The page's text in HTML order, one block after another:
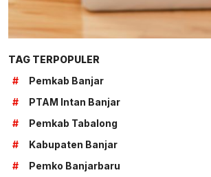
TAG TERPOPULER
#
Pemkab Banjar
#
PTAM Intan Banjar
#
Pemkab Tabalong
#
Kabupaten Banjar
#
Pemko Banjarbaru